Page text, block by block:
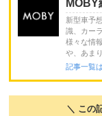
MOBY
新型車予
識、カー
様々な情
や、あま
記事一覧
＼ この